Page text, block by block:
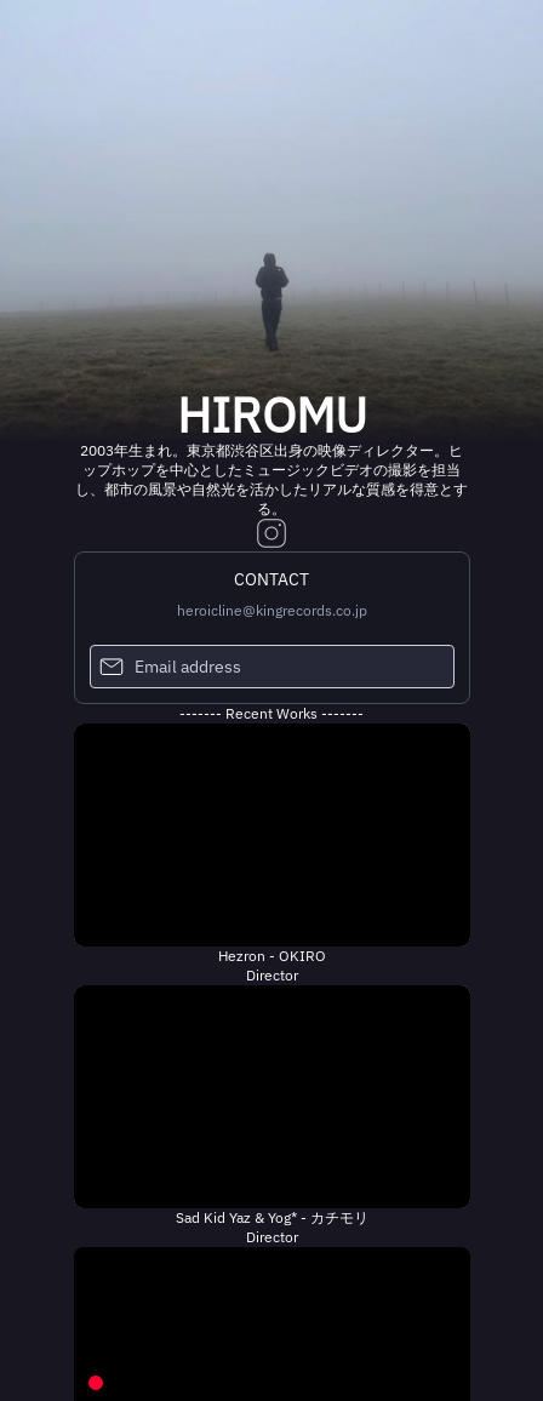
HIROMU
2003年生まれ。東京都渋谷区出身の映像ディレクター。ヒ
ップホップを中心としたミュージックビデオの撮影を担当
し、都市の風景や自然光を活かしたリアルな質感を得意とす
る。
CONTACT
heroicline@kingrecords.co.jp
------- Recent Works -------
Hezron - OKIRO
Director
Sad Kid Yaz & Yog* - カチモリ
Director